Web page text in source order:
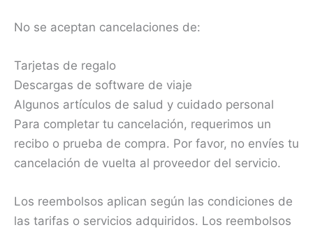
No se aceptan cancelaciones de:
Tarjetas de regalo
Descargas de software de viaje
Algunos artículos de salud y cuidado personal
Para completar tu cancelación, requerimos un
recibo o prueba de compra. Por favor, no envíes tu
cancelación de vuelta al proveedor del servicio.
Los reembolsos aplican según las condiciones de
las tarifas o servicios adquiridos. Los reembolsos